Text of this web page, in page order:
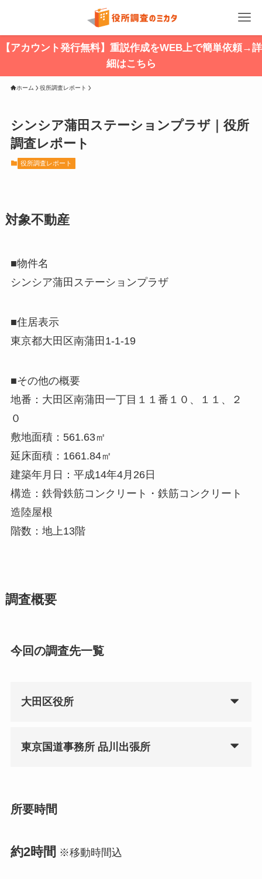
【アカウント発行無料】重説作成をWEB上で簡単依頼→詳
細はこちら
ホーム 役所調査レポート
シンシア蒲田ステーションプラザ｜役所
調査レポート
役所調査レポート
対象不動産
■物件名
シンシア蒲田ステーションプラザ
■住居表示
東京都大田区南蒲田1-1-19
■その他の概要
地番：大田区南蒲田一丁目１１番１０、１１、２
０
敷地面積：561.63㎡
延床面積：1661.84㎡
建築年月日：平成14年4月26日
構造：鉄骨鉄筋コンクリート・鉄筋コンクリート
造陸屋根
階数：地上13階
調査概要
今回の調査先一覧
大田区役所
東京国道事務所 品川出張所
所要時間
約2時間 ※移動時間込